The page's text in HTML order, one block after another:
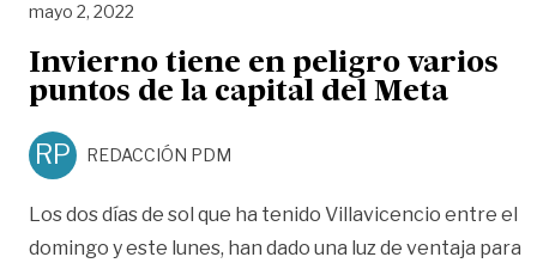
mayo 2, 2022
Invierno tiene en peligro varios
puntos de la capital del Meta
RP REDACCIÓN PDM
Los dos días de sol que ha tenido Villavicencio entre el
domingo y este lunes, han dado una luz de ventaja para